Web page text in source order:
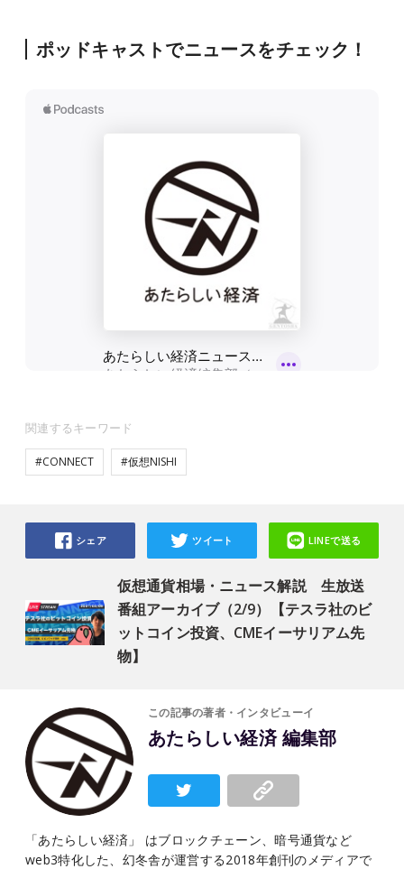
ポッドキャストでニュースをチェック！
関連するキーワード
#CONNECT #仮想NISHI
仮想通貨相場・ニュース解説 生放送
番組アーカイブ（2/9）【テスラ社のビ
ットコイン投資、CMEイーサリアム先
物】
シェア ツイート LINEで送る
この記事の著者・インタビューイ
あたらしい経済 編集部
「あたらしい経済」 はブロックチェーン、暗号通貨など
web3特化した、幻冬舎が運営する2018年創刊のメディアで